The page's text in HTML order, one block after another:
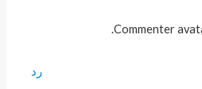
Commenter
.
رد